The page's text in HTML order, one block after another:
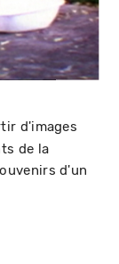
d'images
de la
d'un